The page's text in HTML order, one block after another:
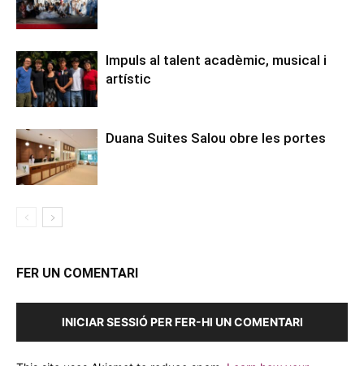
Impuls al talent acadèmic, musical i
artístic
Duana Suites Salou obre les portes
FER UN COMENTARI
INICIAR SESSIÓ PER FER-HI UN COMENTARI